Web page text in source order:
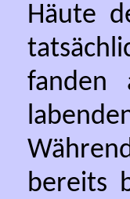
Häute
fanden
bereits